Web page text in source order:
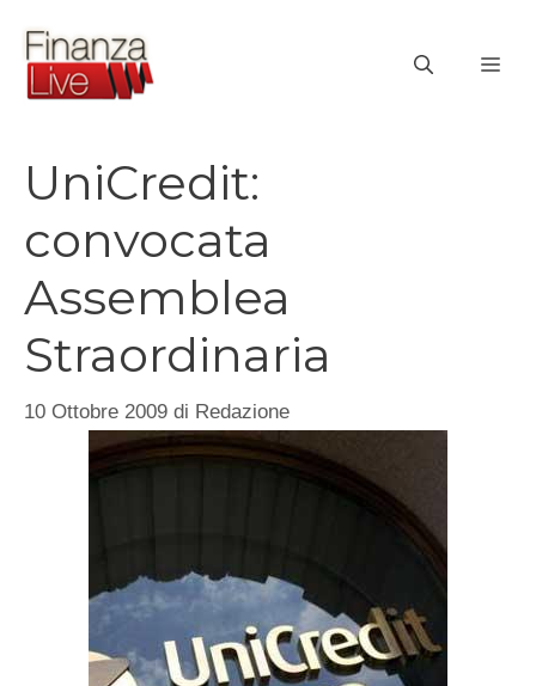
contenuto
UniCredit:
convocata
Assemblea
Straordinaria
10 Ottobre 2009 di Redazione